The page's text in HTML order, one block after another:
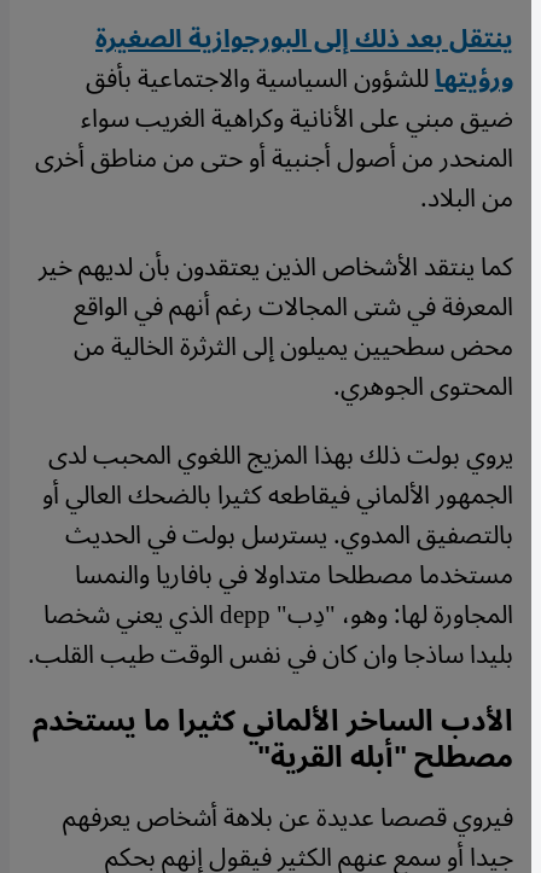
ينتقل بعد ذلك إلى البورجوازية الصغيرة
ورؤيتهاللشؤون السياسية والاجتماعية بأفق
ضيق مبني على الأنانية وكراهية الغريب سواء
المنحدر من أصول أجنبية أو حتى من مناطق أخرى
من البلاد.
كما ينتقد الأشخاص الذين يعتقدون بأن لديهم خير
المعرفة في شتى المجالات رغم أنهم في الواقع
محض سطحيين يميلون إلى الثرثرة الخالية من
المحتوى الجوهري.
يروي بولت ذلك بهذا المزيج اللغوي المحبب لدى
الجمهور الألماني فيقاطعه كثيرا بالضحك العالي أو
بالتصفيق المدوي. يسترسل بولت في الحديث
مستخدما مصطلحا متداولا في بافاريا والنمسا
المجاورة لها: وهو، "دِب" depp الذي يعني شخصا
بليدا ساذجا وان كان في نفس الوقت طيب القلب.
الأدب الساخر الألماني كثيرا ما يستخدم
مصطلح "أبله القرية"
فيروي قصصا عديدة عن بلاهة أشخاص يعرفهم
جيدا أو سمع عنهم الكثير فيقول إنهم بحكم